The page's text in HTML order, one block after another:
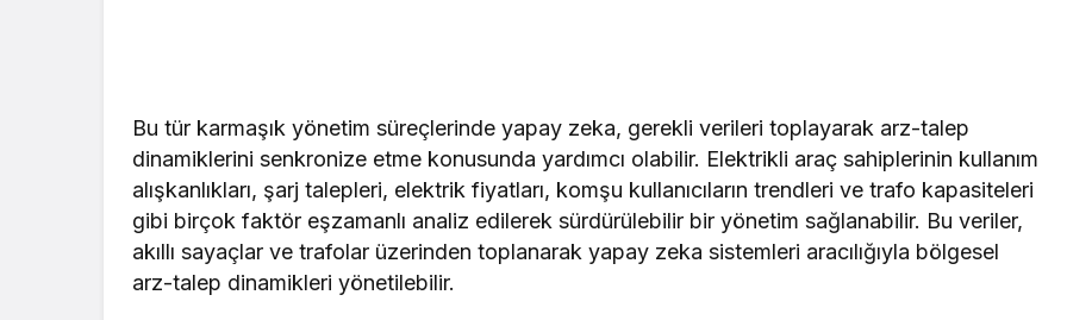
Bu tür karmaşık yönetim süreçlerinde yapay zeka, gerekli verileri toplayarak arz-talep
dinamiklerini senkronize etme konusunda yardımcı olabilir. Elektrikli araç sahiplerinin kullanım
alışkanlıkları, şarj talepleri, elektrik fiyatları, komşu kullanıcıların trendleri ve trafo kapasiteleri
gibi birçok faktör eşzamanlı analiz edilerek sürdürülebilir bir yönetim sağlanabilir. Bu veriler,
akıllı sayaçlar ve trafolar üzerinden toplanarak yapay zeka sistemleri aracılığıyla bölgesel
arz-talep dinamikleri yönetilebilir.